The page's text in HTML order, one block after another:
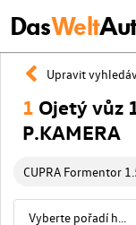
DasWelt
Upravit
1 Ojetý vůz
P.KAMERA
CUPRA Formentor